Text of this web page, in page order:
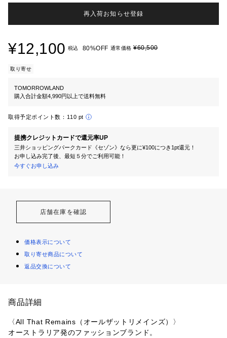
再入荷お知らせ登録
¥12,100 税込 80%OFF 通常価格 ¥60,500
取り寄せ
TOMORROWLAND
購入合計金額4,990円以上で送料無料
取得予定ポイント数： 110 pt
提携クレジットカードで還元率UP
三井ショッピングパークカード《セゾン》なら更に¥100につき1pt還元！
お申し込み完了後、最短５分でご利用可能！
今すぐお申し込み
店舗在庫を確認
価格表示について
取り寄せ商品について
返品交換について
商品詳細
〈All That Remains（オールザットリメインズ）〉
オーストラリア発のファッションブランド。